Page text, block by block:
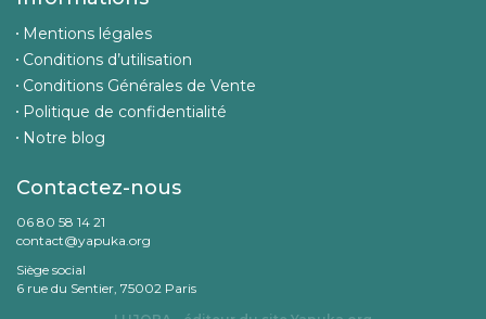
Mentions légales
Conditions d’utilisation
Conditions Générales de Vente
Politique de confidentialité
Notre blog
Contactez-nous
06 80 58 14 21
contact@yapuka.org
Siège social
6 rue du Sentier, 75002 Paris